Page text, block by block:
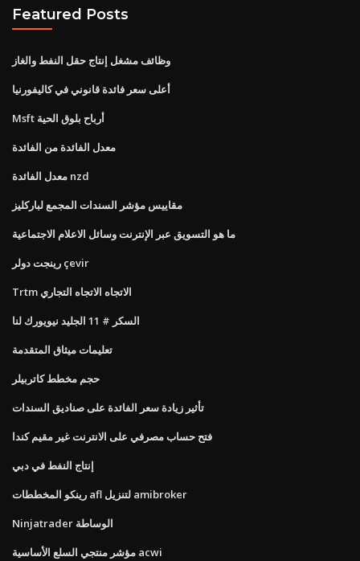
Featured Posts
وظائف مشغل إنتاج حقل النفط والغاز
أعلى سعر فائدة قانوني في كاليفورنيا
Msft أرباح بلوق الحية
معدل الفائدة من الفائدة
معدل الفائدة nzd
مقاييس مؤشر السندات المجمع لباركليز
ما هو التسويق عبر الإنترنت وسائل الاعلام الاجتماعية
رينجت دولر çevir
Trtm الاتجاه الاتجاه التجاري
السكر # 11 الجليد نيويورك لنا
تعليمات ميثاق المتقدمة
حجم مخطط كاتربيلر
تأثير زيادة سعر الفائدة على صناديق السندات
فتح حساب مصرفي على الانترنت غير مقيم كندا
إنتاج النفط في دبي
رينكو المخططات afl لتنزيل amibroker
Ninjatrader الوساطة
مؤشر منتجي السلع الأساسية acwi